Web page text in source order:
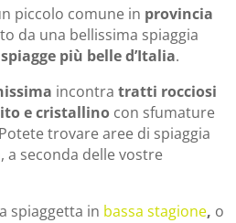
piccolo comune in provincia
da una bellissima spiaggia
spiagge più belle d’Italia.
incontratratti rocciosi
e cristallino con sfumature
trovare aree di spiaggia
a seconda delle vostre
spiaggetta in bassa stagione, o